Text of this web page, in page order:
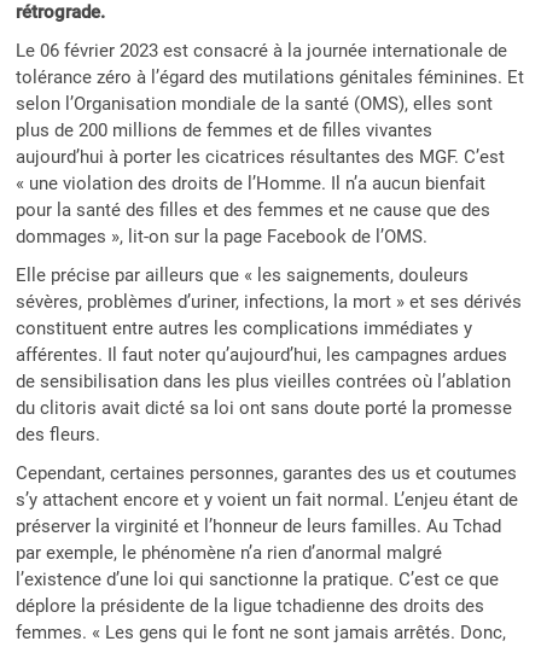
rétrograde.
Le 06 février 2023 est consacré à la journée internationale de
tolérance zéro à l’égard des mutilations génitales féminines. Et
selon l’Organisation mondiale de la santé (OMS), elles sont
plus de 200 millions de femmes et de filles vivantes
aujourd’hui à porter les cicatrices résultantes des MGF. C’est
« une violation des droits de l’Homme. Il n’a aucun bienfait
pour la santé des filles et des femmes et ne cause que des
dommages », lit-on sur la page Facebook de l’OMS.
Elle précise par ailleurs que « les saignements, douleurs
sévères, problèmes d’uriner, infections, la mort » et ses dérivés
constituent entre autres les complications immédiates y
afférentes. Il faut noter qu’aujourd’hui, les campagnes ardues
de sensibilisation dans les plus vieilles contrées où l’ablation
du clitoris avait dicté sa loi ont sans doute porté la promesse
des fleurs.
Cependant, certaines personnes, garantes des us et coutumes
s’y attachent encore et y voient un fait normal. L’enjeu étant de
préserver la virginité et l’honneur de leurs familles. Au Tchad
par exemple, le phénomène n’a rien d’anormal malgré
l’existence d’une loi qui sanctionne la pratique. C’est ce que
déplore la présidente de la ligue tchadienne des droits des
femmes. « Les gens qui le font ne sont jamais arrêtés. Donc,